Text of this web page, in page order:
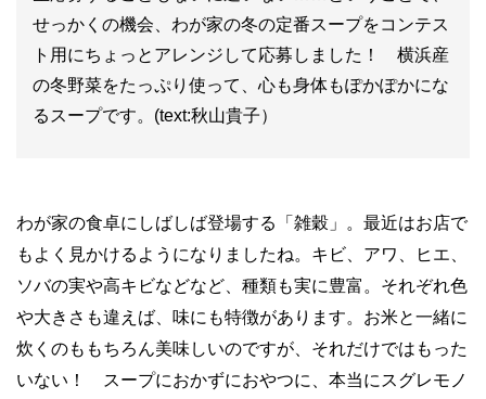
せっかくの機会、わが家の冬の定番スープをコンテス
ト用にちょっとアレンジして応募しました！ 横浜産
の冬野菜をたっぷり使って、心も身体もぽかぽかにな
るスープです。(text:秋山貴子）
わが家の食卓にしばしば登場する「雑穀」。最近はお店で
もよく見かけるようになりましたね。キビ、アワ、ヒエ、
ソバの実や高キビなどなど、種類も実に豊富。それぞれ色
や大きさも違えば、味にも特徴があります。お米と一緒に
炊くのももちろん美味しいのですが、それだけではもった
いない！ スープにおかずにおやつに、本当にスグレモノ